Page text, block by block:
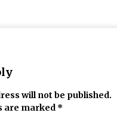
9, 2022
will not be published.
are marked *